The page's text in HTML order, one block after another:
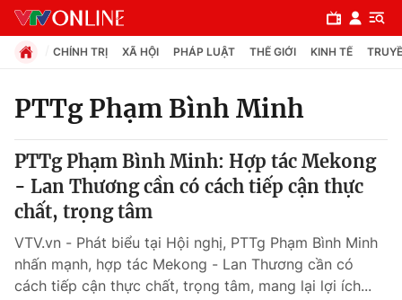
Chuyên mục
Chính trị
Pháp luật
CHÍNH TRỊ XÃ HỘI PHÁP LUẬT THẾ GIỚI KINH TẾ
PTTg Phạm Bình Minh
PTTg Phạm Bình Minh: Hợp tác Mekong
- Lan Thương cần có cách tiếp cận thực
chất, trọng tâm
VTV.vn - Phát biểu tại Hội nghị, PTTg Phạm Bình Minh
nhấn mạnh, hợp tác Mekong - Lan Thương cần có
cách tiếp cận thực chất, trọng tâm, mang lại lợi ích...